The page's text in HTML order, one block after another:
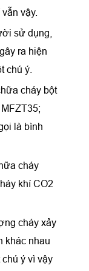
vậy.
sử dụng,
ra hiện
chú ý.
cháy bột
là bình
cháy
khí CO2
cháy xảy
khác nhau
ý vì vậy